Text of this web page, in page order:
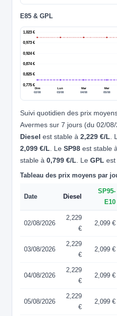
E85 & GPL
0,775 €
0,825 €
0,874 €
0,924 €
0,973 €
1,023 €
Dim
02/08
Lun
03/08
Mar
04/08
Mer
05/08
Suivi quotidien des prix
Avermes sur 7 jours (du 02/
Diesel est stable à 2,229 €/L.
2,099 €/L. Le SP98 est stable
stable à 0,799 €/L. Le GPL est
Tableau des prix moyens par
Date Diesel
SP95-
E10
02/08/2026
2,229
€
2,099 €
03/08/2026
2,229
€
2,099 €
04/08/2026
2,229
€
2,099 €
05/08/2026
2,229
€
2,099 €